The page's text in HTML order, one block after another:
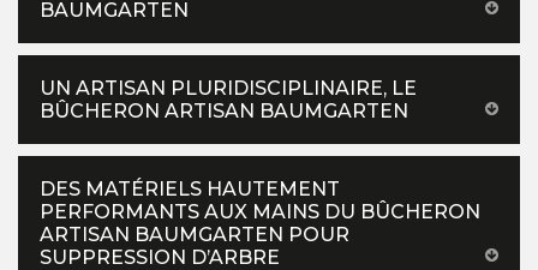
BAUMGARTEN
UN ARTISAN PLURIDISCIPLINAIRE, LE
BÛCHERON ARTISAN BAUMGARTEN
DES MATÉRIELS HAUTEMENT
PERFORMANTS AUX MAINS DU BÛCHERON
ARTISAN BAUMGARTEN POUR
SUPPRESSION D’ARBRE